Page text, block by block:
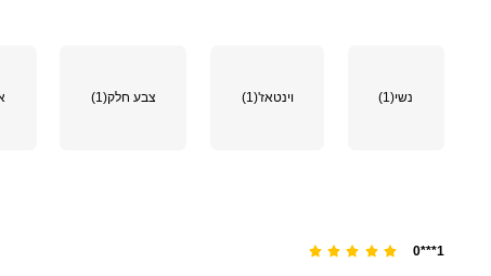
נשי(1) וינטאז'(1) צבע חלק(1)
1***0